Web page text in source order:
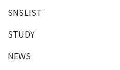
SNSLIST
STUDY
NEWS